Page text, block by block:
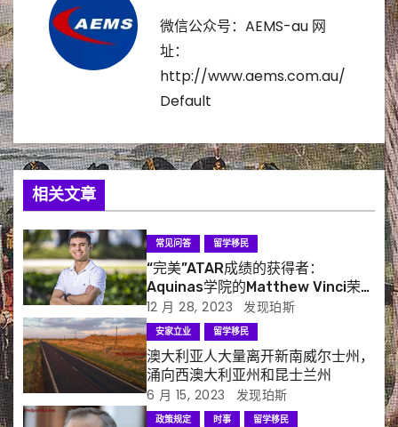
微信公众号：AEMS-au 网
址：
http://www.aems.com.au/
Default
相关文章
常见问答 留学移民
“完美”ATAR成绩的获得者：
Aquinas学院的Matthew Vinci荣获
UWA Fogarty奖学金
12 月 28, 2023 发现珀斯
安家立业 留学移民
澳大利亚人大量离开新南威尔士州，
涌向西澳大利亚州和昆士兰州
6 月 15, 2023 发现珀斯
政策规定 时事 留学移民